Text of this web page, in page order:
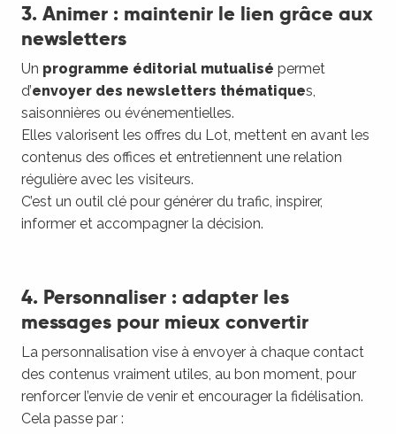
3. Animer : maintenir le lien grâce aux
newsletters
Un programme éditorial mutualisé permet
d’envoyer des newsletters thématiques,
saisonnières ou événementielles.
Elles valorisent les offres du Lot, mettent en avant les
contenus des offices et entretiennent une relation
régulière avec les visiteurs.
C’est un outil clé pour générer du trafic, inspirer,
informer et accompagner la décision.
4. Personnaliser : adapter les
messages pour mieux convertir
La personnalisation vise à envoyer à chaque contact
des contenus vraiment utiles, au bon moment, pour
renforcer l’envie de venir et encourager la fidélisation.
Cela passe par :